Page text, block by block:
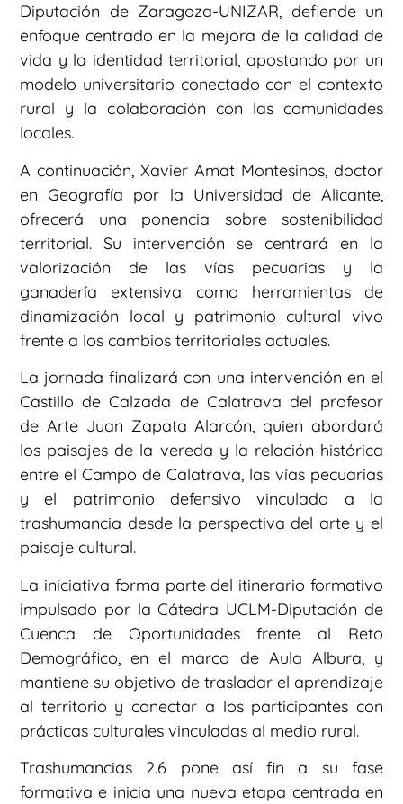
Diputación de Zaragoza-UNIZAR, defiende un
enfoque centrado en la mejora de la calidad de
vida y la identidad territorial, apostando por un
modelo universitario conectado con el contexto
rural y la colaboración con las comunidades
locales.
A continuación, Xavier Amat Montesinos, doctor
en Geografía por la Universidad de Alicante,
ofrecerá una ponencia sobre sostenibilidad
territorial. Su intervención se centrará en la
valorización de las vías pecuarias y la
ganadería extensiva como herramientas de
dinamización local y patrimonio cultural vivo
frente a los cambios territoriales actuales.
La jornada finalizará con una intervención en el
Castillo de Calzada de Calatrava del profesor
de Arte Juan Zapata Alarcón, quien abordará
los paisajes de la vereda y la relación histórica
entre el Campo de Calatrava, las vías pecuarias
y el patrimonio defensivo vinculado a la
trashumancia desde la perspectiva del arte y el
paisaje cultural.
La iniciativa forma parte del itinerario formativo
impulsado por la Cátedra UCLM-Diputación de
Cuenca de Oportunidades frente al Reto
Demográfico, en el marco de Aula Albura, y
mantiene su objetivo de trasladar el aprendizaje
al territorio y conectar a los participantes con
prácticas culturales vinculadas al medio rural.
Trashumancias 2.6 pone así fin a su fase
formativa e inicia una nueva etapa centrada en